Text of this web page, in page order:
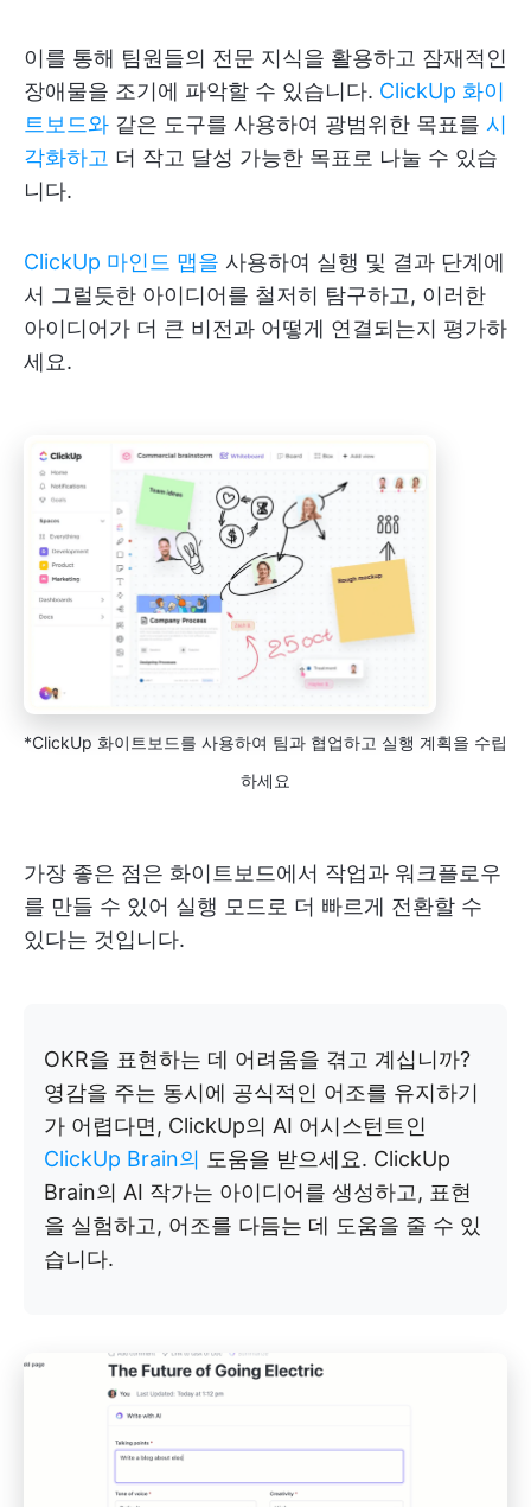
이를 통해 팀원들의 전문 지식을 활용하고 잠재적인
장애물을 조기에 파악할 수 있습니다. ClickUp 화이
트보드와 같은 도구를 사용하여 광범위한 목표를 시
각화하고 더 작고 달성 가능한 목표로 나눌 수 있습
니다.
ClickUp 마인드 맵을 사용하여 실행 및 결과 단계에
서 그럴듯한 아이디어를 철저히 탐구하고, 이러한
아이디어가 더 큰 비전과 어떻게 연결되는지 평가하
세요.
*ClickUp 화이트보드를 사용하여 팀과 협업하고 실행 계획을 수립
하세요
가장 좋은 점은 화이트보드에서 작업과 워크플로우
를 만들 수 있어 실행 모드로 더 빠르게 전환할 수
있다는 것입니다.
OKR을 표현하는 데 어려움을 겪고 계십니까?
영감을 주는 동시에 공식적인 어조를 유지하기
가 어렵다면, ClickUp의 AI 어시스턴트인
ClickUp Brain의 도움을 받으세요. ClickUp
Brain의 AI 작가는 아이디어를 생성하고, 표현
을 실험하고, 어조를 다듬는 데 도움을 줄 수 있
습니다.